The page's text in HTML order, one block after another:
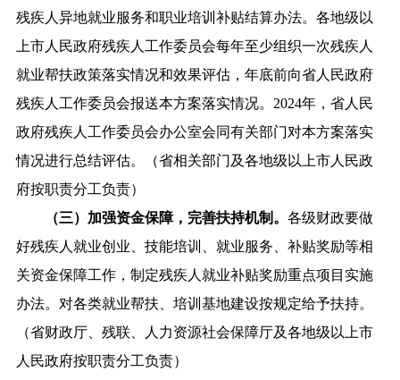
残疾人异地就业服务和职业培训补贴结算办法。各地级以
上市人民政府残疾人工作委员会每年至少组织一次残疾人
就业帮扶政策落实情况和效果评估，年底前向省人民政府
残疾人工作委员会报送本方案落实情况。2024年，省人民
政府残疾人工作委员会办公室会同有关部门对本方案落实
情况进行总结评估。（省相关部门及各地级以上市人民政
府按职责分工负责）
（三）加强资金保障，完善扶持机制。 各级财政要做
好残疾人就业创业、技能培训、就业服务、补贴奖励等相
关资金保障工作，制定残疾人就业补贴奖励重点项目实施
办法。对各类就业帮扶、培训基地建设按规定给予扶持。
（省财政厅、残联、人力资源社会保障厅及各地级以上市
人民政府按职责分工负责）